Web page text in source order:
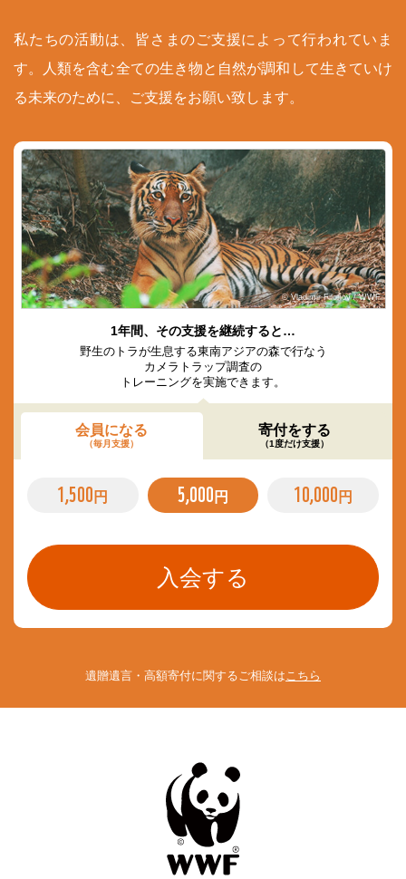
私たちの活動は、皆さまのご支援によって行われていま
す。人類を含む全ての生き物と自然が調和して生きていけ
る未来のために、ご支援をお願い致します。
© Vladimir Filonov / WWF
1年間、その支援を継続すると…
野生のトラが生息する東南アジアの森で行なう
カメラトラップ調査の
トレーニングを実施できます。
会員になる
（毎月支援）
寄付をする
（1度だけ支援）
1,500 円 5,000 円 10,000 円
遺贈遺言・高額寄付に関するご相談は こちら